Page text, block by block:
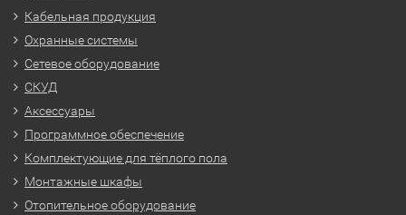
Кабельная продукция
Охранные системы
Сетевое оборудование
СКУД
Аксессуары
Программное обеспечение
Комплектующие для тёплого пола
Монтажные шкафы
Отопительное оборудование